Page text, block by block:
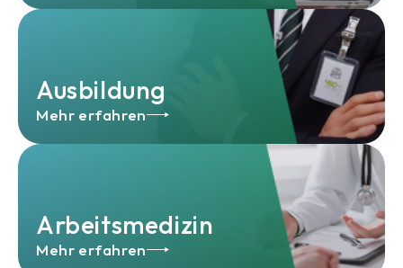
Ausbildung
Mehr erfahren
Arbeitsmedizin
Mehr erfahren